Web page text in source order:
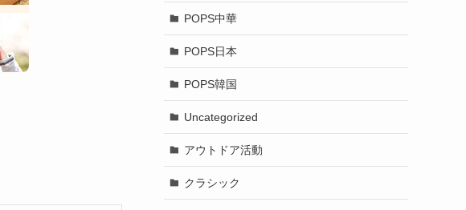
POPS中華
POPS日本
POPS韓国
Uncategorized
アウトドア活動
クラシック